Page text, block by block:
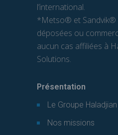
l’international.
*Metso® et Sandvik®
déposées ou
aucun cas affiliées à
Solutions.
Présentation
Le Groupe Haladjian
Nos missions